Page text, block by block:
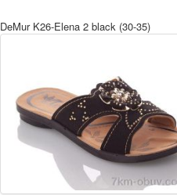
DeMur K26-Elena 2 black (30-35)